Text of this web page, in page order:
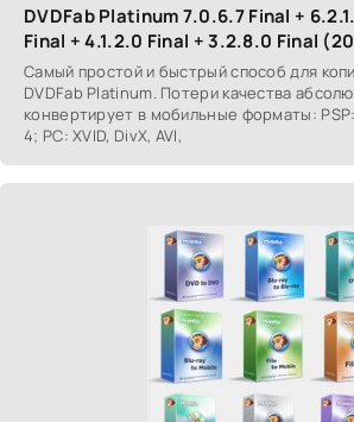
DVDFab Platinum 7.0.6.7 Final +
Final + 4.1.2.0 Final + 3.2.8.0 Final
Самый простой и быстрый способ для
DVDFab Platinum. Потери качества
конвертирует в мобильные форматы: PSP:
4; PC: XVID, DivX, AVI,